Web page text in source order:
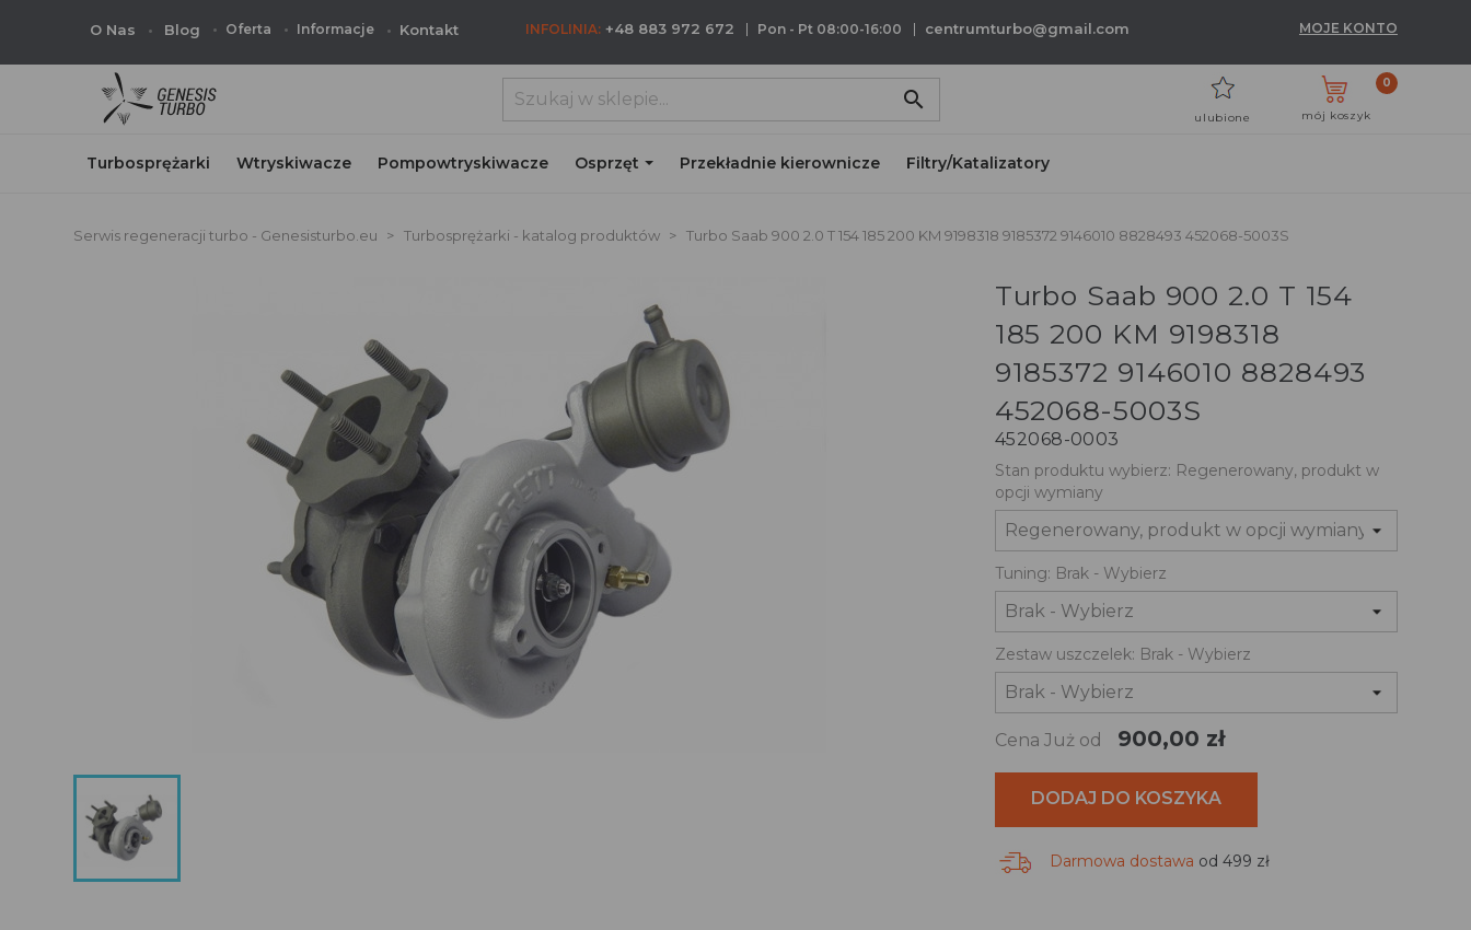
O Nas Blog Oferta Informacje Kontakt INFOLINIA: +48 883 972 672 Pon - Pt 08:00-16:00 centrumturbo@gmail.com MOJE KONTO
search
mój koszyk
0
ulubione
Turbosprężarki Wtryskiwacze Pompowtryskiwacze Osprzęt Przekładnie kierownicze Filtry/Katalizatory
Serwis regeneracji turbo - Genesisturbo.eu Turbosprężarki - katalog produktów Turbo Saab 900 2.0 T 154 185 200 KM 9198318 9185372 9146010 8828493 452068-5003S
Turbo Saab 900 2.0 T 154
185 200 KM 9198318
9185372 9146010 8828493
452068-5003S
452068-0003
Stan produktu wybierz: Regenerowany, produkt w
opcji wymiany
Tuning: Brak - Wybierz
Zestaw uszczelek: Brak - Wybierz
Cena Już od 900,00 zł
DODAJ DO KOSZYKA
Darmowa dostawa od 499 zł